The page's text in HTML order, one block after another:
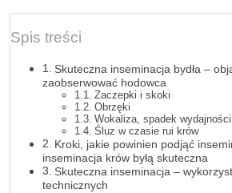
Spis treści
Skuteczna inseminacja bydła –
zaobserwować hodowca
Zaczepki i skoki
Obrzęki
Wokaliza, spadek
Śluz w czasie rui krów
Kroki, jakie powinien podjąć
inseminacja krów byłą skuteczna
Skuteczna inseminacja –
technicznych